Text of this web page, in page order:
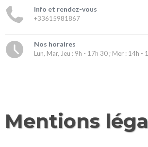
Info et rendez-vous
+33615981867
Nos horaires
Lun, Mar, Jeu : 9h - 17h 30 ; Mer : 14h -
Mentions